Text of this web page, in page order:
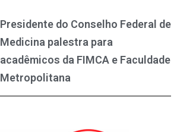
Presidente do Conselho Federal de
Medicina palestra para
acadêmicos da FIMCA e Faculdade
Metropolitana